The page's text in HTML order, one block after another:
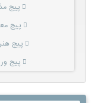
پیج
پیج
پیج
پیج